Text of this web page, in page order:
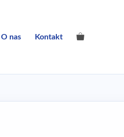
O nas Kontakt